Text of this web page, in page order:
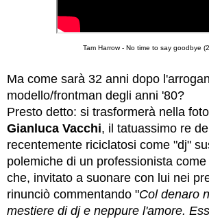
Tam Harrow - No time to say goodbye
Ma come sarà 32 anni dopo
modello/frontman degli anni '80?
Presto detto: si trasformerà nella
Gianluca Vacchi, il tatuassimo re
recentemente riciclatosi come "dj"
polemiche di un professionista come
che, invitato a suonare con lui nei
rinunciò commentando "Col denaro
mestiere di dj e neppure l'amore.